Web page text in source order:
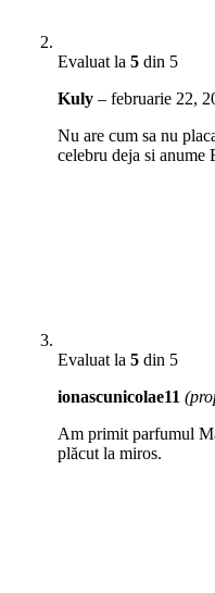
Evaluat la 5 din 5
Kuly – februarie 22,
Nu are cum sa nu
celebru deja si anume
Evaluat la 5 din 5
ionascunicolae11
Am primit parfumul
plăcut la miros.